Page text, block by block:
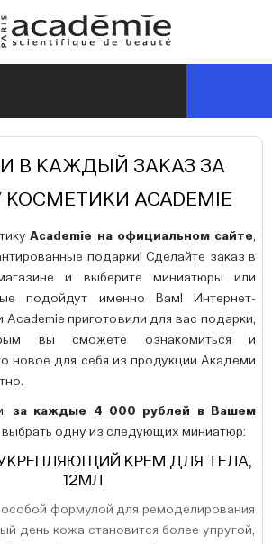
В КАЖДЫЙ ЗАКАЗ ЗА
ACADEMIE
Academie на официальном сайте,
подарки! Сделайте заказ в
и выберите миниатюры или
подойдут именно Вам! Интернет-
Academie приготовили для вас подарки,
вы сможете ознакомиться и
новое для себя из продукции Академи
за каждые 4 000 рублей в Вашем
одну из следующих миниатюр:
УКРЕПЛЯЮЩИЙ КРЕМ ДЛЯ ТЕЛА,
12МЛ
особой формулой для ремоделирования
день кожа становится более упругой,